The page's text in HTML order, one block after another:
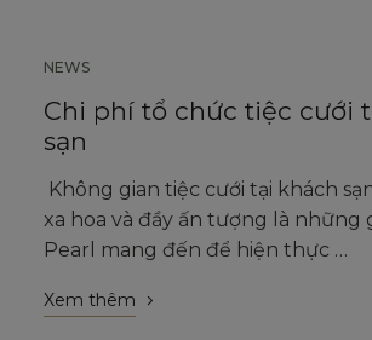
SEPTEMBER 14, 2023
NEWS
Chi phí tổ chức tiệc cưới
sạn
Không gian tiệc cưới tại khách
xa hoa và đầy ấn tượng là những
Pearl mang đến để hiện thực …
Xem thêm